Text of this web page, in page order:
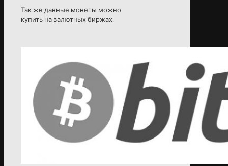
Так же данные монеты можно
купить на валютных биржах.